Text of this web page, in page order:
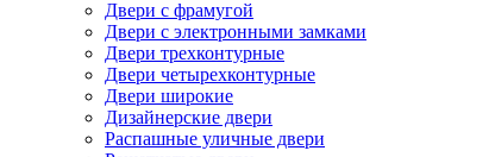
Двери с фрамугой
Двери с электронными замками
Двери трехконтурные
Двери четырехконтурные
Двери широкие
Дизайнерские двери
Распашные уличные двери